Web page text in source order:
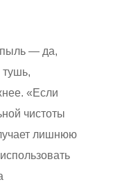
пыль — да,
тушь,
«Если
чистоты
лишнюю